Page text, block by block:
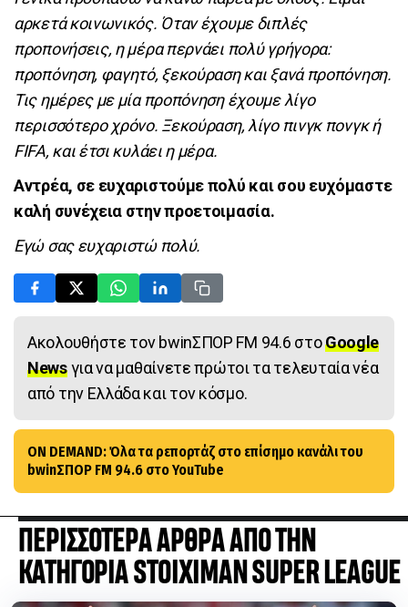
αρκετά κοινωνικός. Όταν έχουμε διπλές
προπονήσεις, η μέρα περνάει πολύ γρήγορα:
προπόνηση, φαγητό, ξεκούραση και ξανά προπόνηση.
Τις ημέρες με μία προπόνηση έχουμε λίγο
περισσότερο χρόνο. Ξεκούραση, λίγο πινγκ πονγκ ή
FIFA, και έτσι κυλάει η μέρα.
Αντρέα, σε ευχαριστούμε πολύ και σου ευχόμαστε
καλή συνέχεια στην προετοιμασία.
Εγώ σας ευχαριστώ πολύ.
Ακολουθήστε τον bwinΣΠΟΡ FM 94.6 στοGoogle
Newsγια να μαθαίνετε πρώτοι τα τελευταία νέα
από την Ελλάδα και τον κόσμο.
ON DEMAND: Όλα τα ρεπορτάζ στο επίσημο κανάλι του
bwinΣΠΟΡ FM 94.6 στο YouTube
ΠΕΡΙΣΣΟΤΕΡΑ ΑΡΘΡΑ ΑΠΟ ΤΗΝ
ΚΑΤΗΓΟΡΙΑ STOIXIMAN SUPER LEAGUE